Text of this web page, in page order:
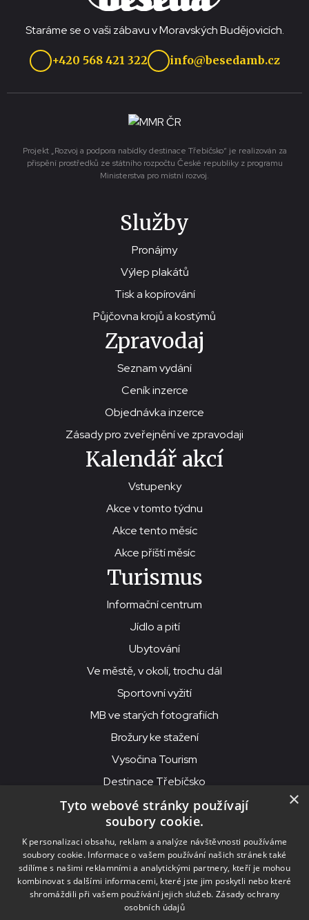
Staráme se o vaši zábavu v Moravských Budějovicích.
+420 568 421 322 info@besedamb.cz
Projekt „Rozvoj a podpora nabídky destinace Třebíčsko“ je realizován za
přispění prostředků ze státního rozpočtu České republiky z programu
Ministerstva pro místní rozvoj.
Služby
Pronájmy
Výlep plakátů
Tisk a kopírování
Půjčovna krojů a kostýmů
Zpravodaj
Seznam vydání
Ceník inzerce
Objednávka inzerce
Zásady pro zveřejnění ve zpravodaji
Kalendář akcí
Vstupenky
Akce v tomto týdnu
Akce tento měsíc
Akce příští měsíc
Turismus
Informační centrum
Jídlo a pití
Ubytování
Ve městě, v okolí, trochu dál
Sportovní vyžití
MB ve starých fotografiích
Brožury ke stažení
Vysočina Tourism
Destinace Třebíčsko
© 2026MKS Beseda Mor. Budějovice
MKS Beseda, příspěvková organizace, Purcnerova 62, 676 02
Moravské Budějovice
IČO: 00091758, DIČ: CZ00091758, ID datové schránky: chjn2kd
×
Tyto webové stránky používají
soubory cookie.
K personalizaci obsahu, reklam a analýze návštěvnosti používáme
soubory cookie. Informace o vašem používání našich stránek také
sdílíme s našimi reklamními a analytickými partnery, kteří je mohou
kombinovat s dalšími informacemi, které jste jim poskytli nebo které
shromáždili při vašem používání jejich služeb. Zásady ochrany
osobních údajů